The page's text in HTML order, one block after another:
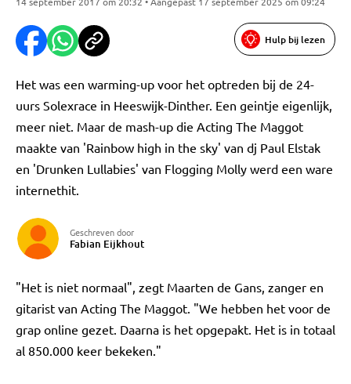
Hulp bij lezen
Het was een warming-up voor het optreden bij de 24-
uurs Solexrace in Heeswijk-Dinther. Een geintje eigenlijk,
meer niet. Maar de mash-up die Acting The Maggot
maakte van 'Rainbow high in the sky' van dj Paul Elstak
en 'Drunken Lullabies' van Flogging Molly werd een ware
internethit.
Geschreven door
Fabian Eijkhout
"Het is niet normaal", zegt Maarten de Gans, zanger en
gitarist van Acting The Maggot. "We hebben het voor de
grap online gezet. Daarna is het opgepakt. Het is in totaal
al 850.000 keer bekeken."